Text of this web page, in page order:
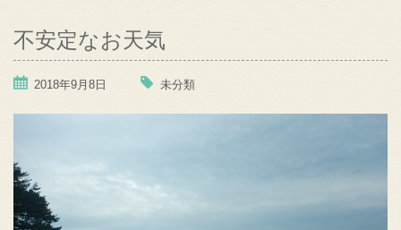
不安定なお天気
2018年9月8日 未分類